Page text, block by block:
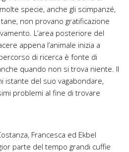
specie, anche gli scimpanzé,
non provano gratificazione
L’area posteriore del
appena l’animale inizia a
di ricerca è fonte di
quando non si trova niente. Il
istante del suo vagabondare,
problemi al fine di trovare
Francesca ed Ekbel
parte del tempo grandi cuffie